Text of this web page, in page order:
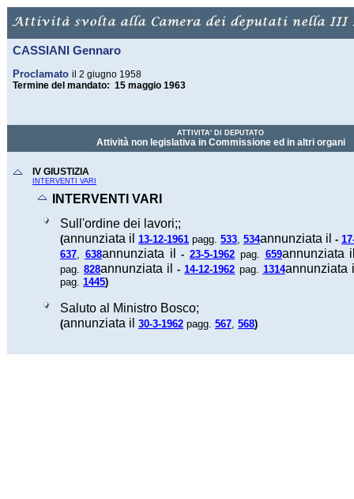
CASSIANI Gennaro
Proclamato il 2 giugno 1958
Termine del mandato: 15 maggio 1963
ATTIVITA' DI DEPUTATO
Attività non legislativa in Commissione ed in altri organi
IV GIUSTIZIA
INTERVENTI VARI
INTERVENTI VARI
Sull'ordine dei lavori;;
(annunziata il 13-12-1961 pagg. 533, 534annunziata il -
637, 638annunziata il-23-5-1962 pag. 659annunziata
pag.828annunziata il-14-12-1962 pag. 1314
pag. 1445)
Saluto al Ministro Bosco;
(annunziata il 30-3-1962 pagg. 567, 568)